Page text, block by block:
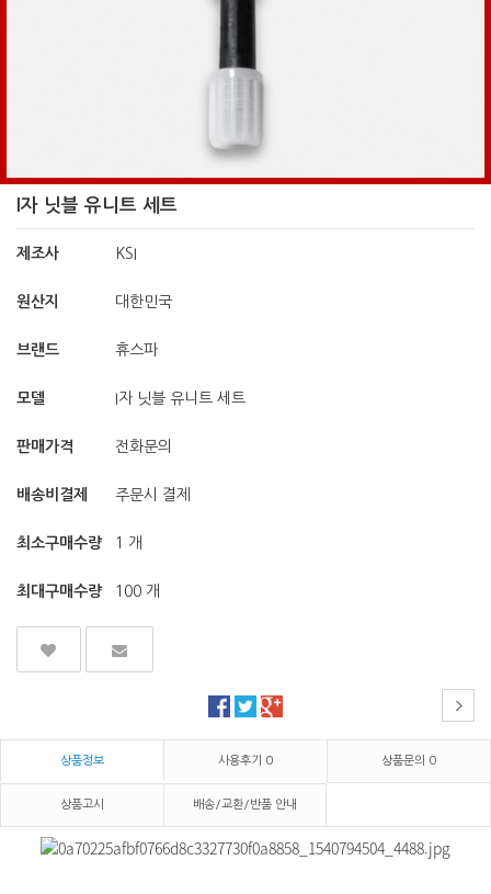
I자 닛블 유니트 세트
제조사 KSI
원산지 대한민국
브랜드 휴스파
모델 I자 닛블 유니트 세트
판매가격 전화문의
배송비결제 주문시 결제
최소구매수량 1 개
최대구매수량 100 개
상품정보 사용후기 0 상품문의 0
상품고시 배송/교환/반품 안내